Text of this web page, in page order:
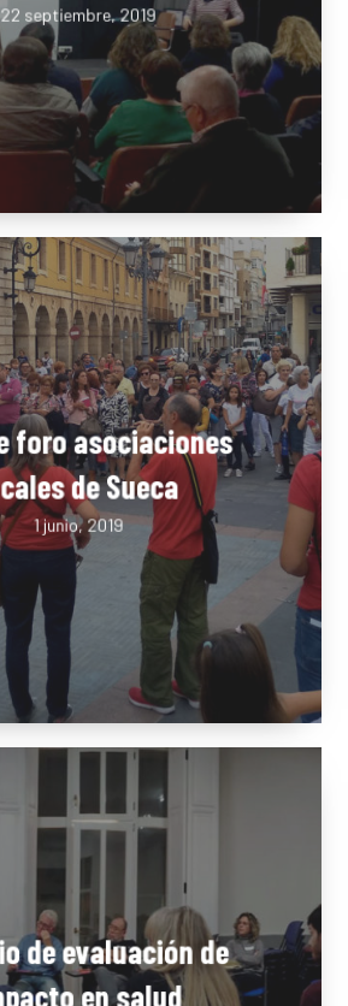
22 septiembre, 2019
foro asociaciones
de Sueca
1 junio, 2019
de evaluación de